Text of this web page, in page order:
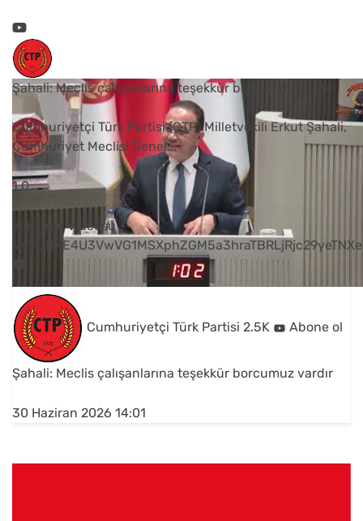
Şahali: Meclis çalışanlarına teşekkür borcumuz vardır
Cumhuriyetçi Türk Partisi (CTP) Milletvekili Erkut Şahali,
Cumhuriyet Meclisi Genel...
1 0
YouTube Videosu
Cumhuriyetçi Türk Partisi 2.5K Abone ol
Şahali: Meclis çalışanlarına teşekkür borcumuz vardır
30 Haziran 2026 14:01